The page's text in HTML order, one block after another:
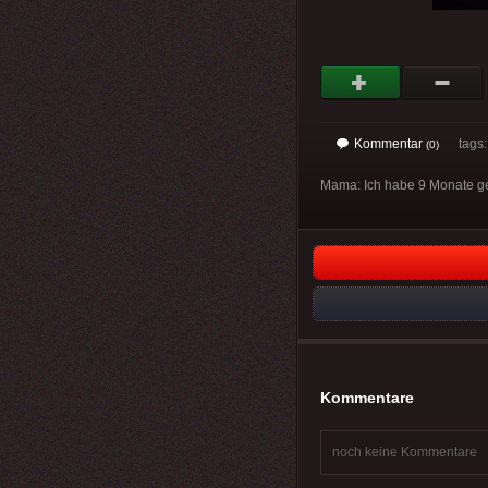
Kommentar (0) tags:
Mama: Ich habe 9 Monate
Kommentare
noch keine Kommentare